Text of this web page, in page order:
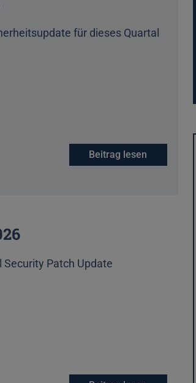
für dieses Quartal
Beitrag lesen
Patch Update